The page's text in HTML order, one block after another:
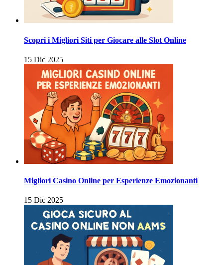
Scopri i Migliori Siti per Giocare alle Slot Online
15 Dic 2025
Migliori Casino Online per Esperienze Emozionanti
15 Dic 2025